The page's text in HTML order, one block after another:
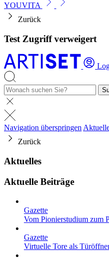
YOUVITA
Zurück
Test Zugriff verweigert
Navigation überspringen
Zurück
Aktuelles
Aktuelle Beiträge
Gazette
Vom Pionierstudium zum
Gazette
Virtuelle Tore als